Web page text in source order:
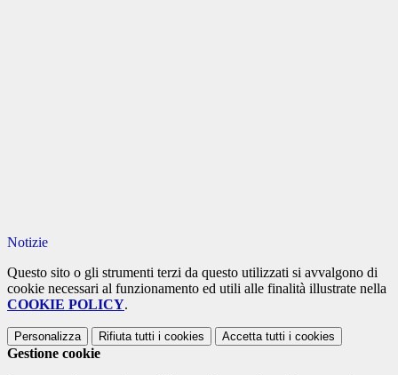
Notizie
Questo sito o gli strumenti terzi da questo utilizzati si avvalgono di
cookie necessari al funzionamento ed utili alle finalità illustrate nella
COOKIE POLICY.
Personalizza Rifiuta tutti i cookies Accetta tutti i cookies
Gestione cookie